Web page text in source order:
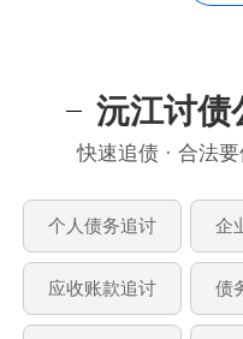
沅江讨债
快速追债 · 合法
个人债务追讨 企
应收账款追讨 债